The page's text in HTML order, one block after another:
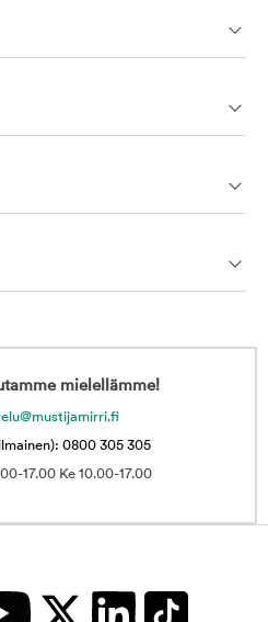
mielellämme!
0800 305 305
17.00 Ke 10.00-17.00